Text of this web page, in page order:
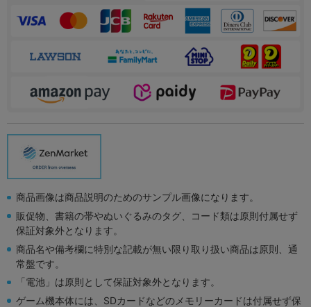
商品画像は商品説明のためのサンプル画像になります。
販促物、書籍の帯やぬいぐるみのタグ、コード類は原則付属せず
保証対象外となります。
商品名や備考欄に特別な記載が無い限り取り扱い商品は原則、通
常盤です。
「電池」は原則として保証対象外となります。
ゲーム機本体には、SDカードなどのメモリーカードは付属せず保